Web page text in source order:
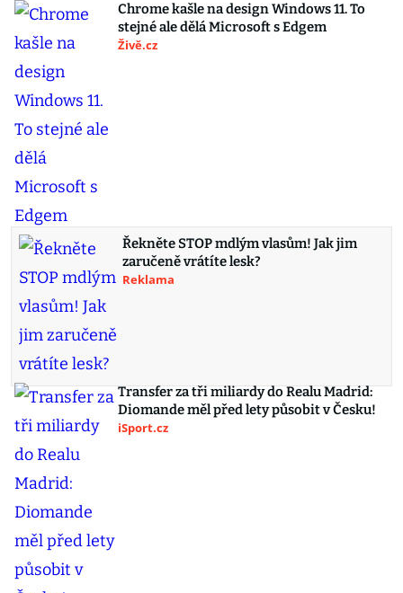
Chrome kašle na design Windows 11. To
stejné ale dělá Microsoft s Edgem
Živě.cz
Řekněte STOP mdlým vlasům! Jak jim
zaručeně vrátíte lesk?
Reklama
Transfer za tři miliardy do Realu Madrid:
Diomande měl před lety působit v Česku!
iSport.cz